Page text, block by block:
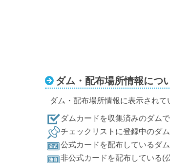
ダム・配布場所情報につ
ダム・配布場所情報に表示されて
ダムカードを収集済みのダム
チェックリストに登録中のダ
公式カードを配布しているダム
非公式カードを配布している(